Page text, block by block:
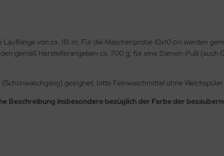
Lauflänge von ca. 118 m. Für die Maschenprobe 10x10 cm werden
gemäß Herstellerangeben ca. 700 g; für eine Damen-Pulli
(Schonwaschgang) geeignet; bitte Feinwaschmittel ohne Weichspüler
Beschreibung insbesondere bezüglich der Farbe der